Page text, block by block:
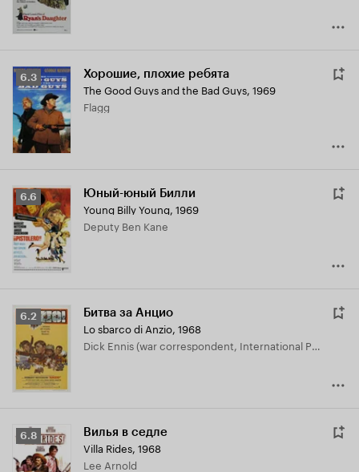
Рейтинг
Кинопоиска
6.3
6.3 Хорошие, плохие ребята
The Good Guys and the Bad Guys, 1969
Flagg
Рейтинг
Кинопоиска
6.6
6.6 Юный-юный Билли
Young Billy Young, 1969
Deputy Ben Kane
Рейтинг
Кинопоиска
6.2
6.2 Битва за Анцио
Lo sbarco di Anzio, 1968
Dick Ennis (war correspondent, International Press)
Рейтинг
Кинопоиска
6.8
6.8 Вилья в седле
Villa Rides, 1968
Lee Arnold